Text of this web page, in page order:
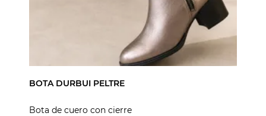
BOTA DURBUI PELTRE
Bota de cuero con cierre